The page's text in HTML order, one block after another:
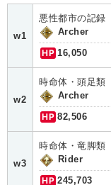
w1
悪性都市の記録
Archer
HP 16,050
w2
時命体・頭足類
Archer
HP 82,506
w3
時命体・竜脚類
Rider
HP 245,703